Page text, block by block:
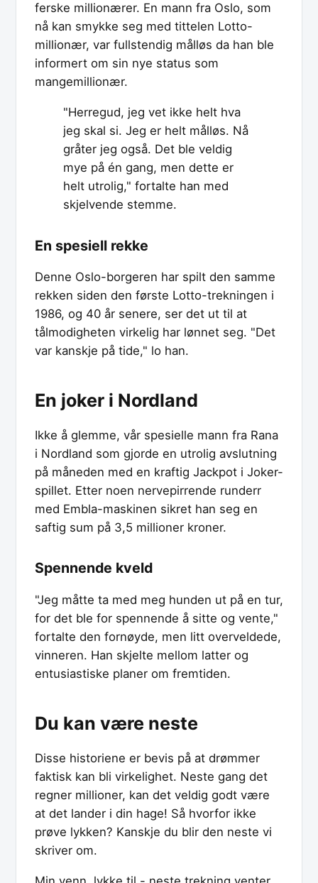
ferske millionærer. En mann fra Oslo, som
nå kan smykke seg med tittelen Lotto-
millionær, var fullstendig målløs da han ble
informert om sin nye status som
mangemillionær.
"Herregud, jeg vet ikke helt hva
jeg skal si. Jeg er helt målløs. Nå
gråter jeg også. Det ble veldig
mye på én gang, men dette er
helt utrolig," fortalte han med
skjelvende stemme.
En spesiell rekke
Denne Oslo-borgeren har spilt den samme
rekken siden den første Lotto-trekningen i
1986, og 40 år senere, ser det ut til at
tålmodigheten virkelig har lønnet seg. "Det
var kanskje på tide," lo han.
En joker i Nordland
Ikke å glemme, vår spesielle mann fra Rana
i Nordland som gjorde en utrolig avslutning
på måneden med en kraftig Jackpot i Joker-
spillet. Etter noen nervepirrende runderr
med Embla-maskinen sikret han seg en
saftig sum på 3,5 millioner kroner.
Spennende kveld
"Jeg måtte ta med meg hunden ut på en tur,
for det ble for spennende å sitte og vente,"
fortalte den fornøyde, men litt overveldede,
vinneren. Han skjelte mellom latter og
entusiastiske planer om fremtiden.
Du kan være neste
Disse historiene er bevis på at drømmer
faktisk kan bli virkelighet. Neste gang det
regner millioner, kan det veldig godt være
at det lander i din hage! Så hvorfor ikke
prøve lykken? Kanskje du blir den neste vi
skriver om.